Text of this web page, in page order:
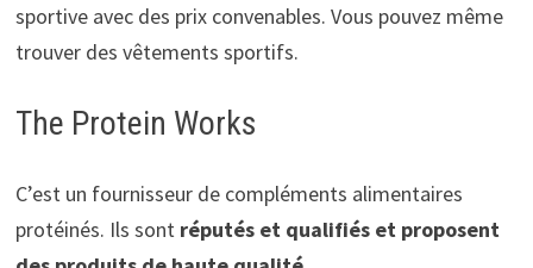
sportive avec des prix convenables. Vous pouvez même
trouver des vêtements sportifs.
The Protein Works
C’est un fournisseur de compléments alimentaires
protéinés. Ils sont réputés et qualifiés et proposent